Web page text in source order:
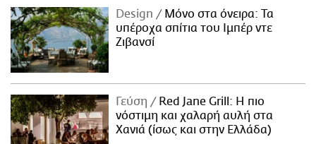
Design
Μόνο στα όνειρα: Τα
υπέροχα σπίτια του Ιμπέρ ντε
Ζιβανσί
Γεύση
Red Jane Grill: Η πιο
νόστιμη και χαλαρή αυλή στα
Χανιά (ίσως και στην Ελλάδα)